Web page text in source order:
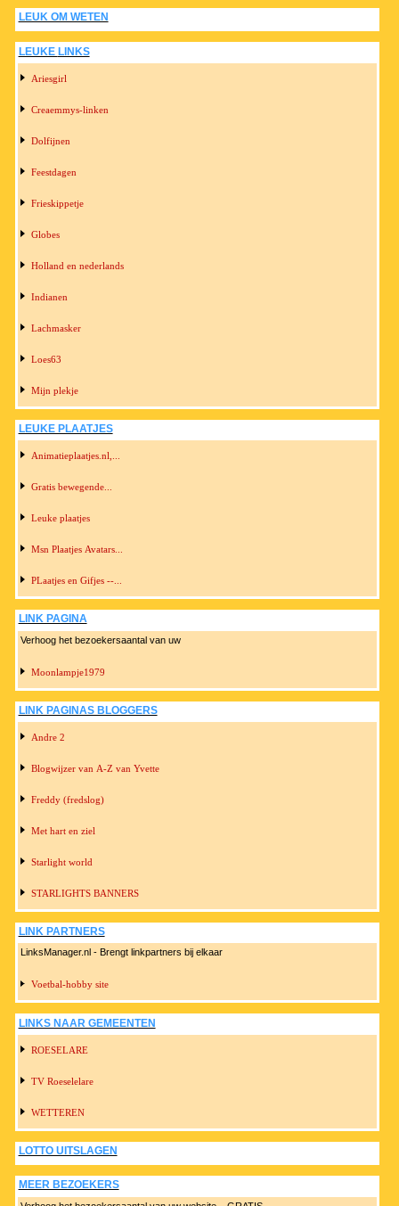
LEUK OM WETEN
LEUKE LINKS
Ariesgirl
Creaemmys-linken
Dolfijnen
Feestdagen
Frieskippetje
Globes
Holland en nederlands
Indianen
Lachmasker
Loes63
Mijn plekje
LEUKE PLAATJES
Animatieplaatjes.nl,...
Gratis bewegende...
Leuke plaatjes
Msn Plaatjes Avatars...
PLaatjes en Gifjes --...
LINK PAGINA
Verhoog het bezoekersaantal van uw
Moonlampje1979
LINK PAGINAS BLOGGERS
Andre 2
Blogwijzer van A-Z van Yvette
Freddy (fredslog)
Met hart en ziel
Starlight world
STARLIGHTS BANNERS
LINK PARTNERS
LinksManager.nl - Brengt linkpartners bij elkaar
Voetbal-hobby site
LINKS NAAR GEMEENTEN
ROESELARE
TV Roeselelare
WETTEREN
LOTTO UITSLAGEN
MEER BEZOEKERS